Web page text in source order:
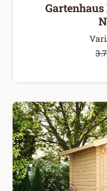
Gartenhaus